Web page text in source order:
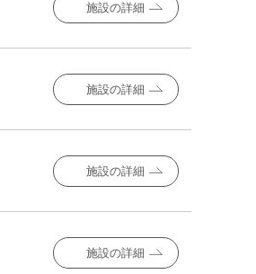
施設の詳細
施設の詳細
施設の詳細
施設の詳細